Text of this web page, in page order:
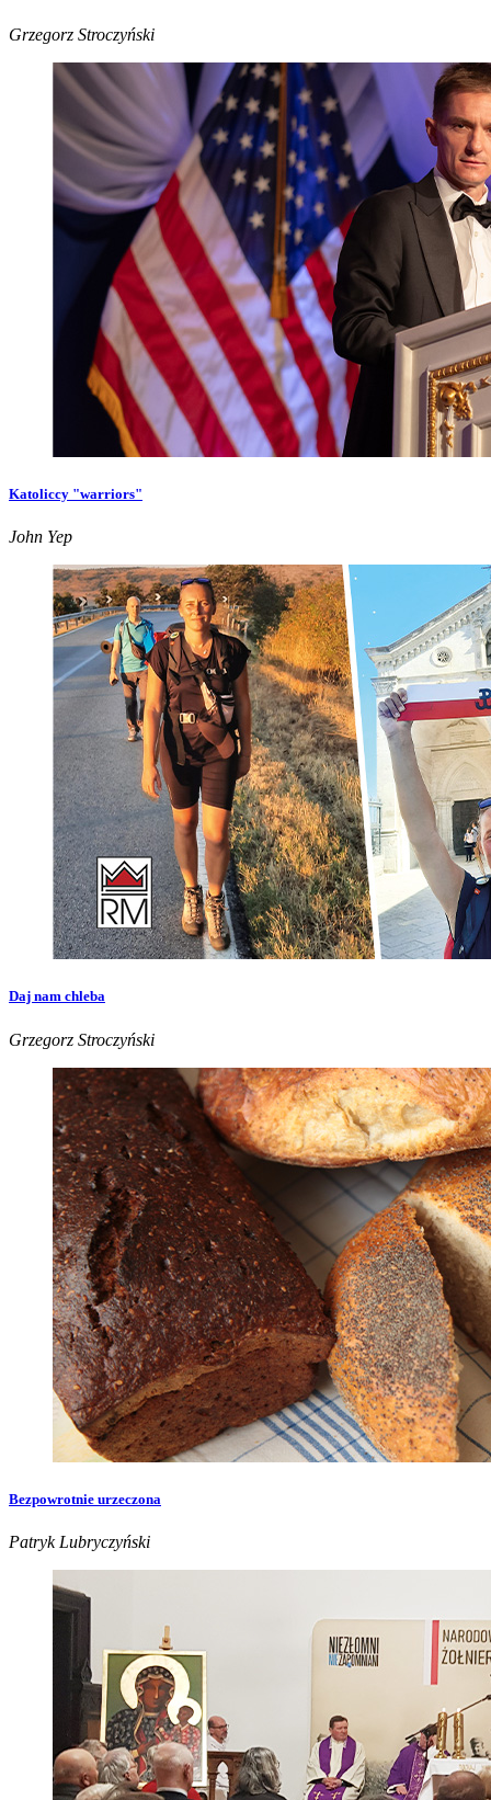
Grzegorz Stroczyński
Katoliccy "warriors"
John Yep
Daj nam chleba
Grzegorz Stroczyński
Bezpowrotnie urzeczona
Patryk Lubryczyński